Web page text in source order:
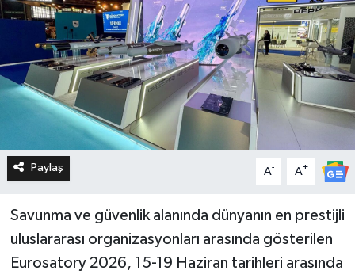
Paylaş A- A+
Savunma ve güvenlik alanında dünyanın en prestijli
uluslararası organizasyonları arasında gösterilen
Eurosatory 2026, 15-19 Haziran tarihleri arasında